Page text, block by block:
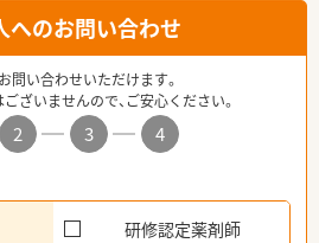
へのお問い合わせ
問い合わせいただけます。
ざいませんので、ご安心ください。
2 3
4
研修認定薬剤師